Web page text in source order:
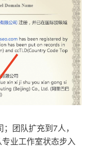
团队扩充到7人，
业工作室状态步入